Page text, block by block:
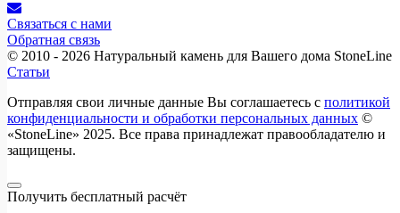
Связаться с нами
Обратная связь
© 2010 - 2026 Натуральный камень для Вашего дома StoneLine
Статьи
Отправляя свои личные данные Вы соглашаетесь с политикой
конфиденциальности и обработки персональных данных ©
«StoneLine» 2025. Все права принадлежат правообладателю и
защищены.
Получить бесплатный расчёт